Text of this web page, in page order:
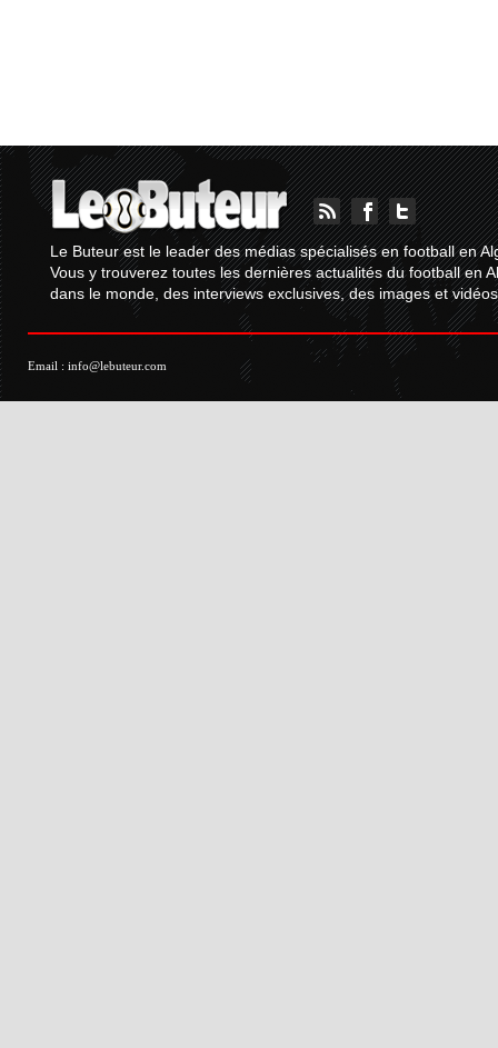
Le Buteur est le leader des médias spécialisés en football en
Vous y trouverez toutes les dernières actualités du football en
dans le monde, des interviews exclusives, des images et
Email : info@lebuteur.com